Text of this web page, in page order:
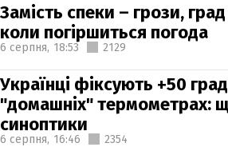
Замість спеки – грози,
коли погіршиться погода
6 серпня, 18:53 2129
Українці фіксують +50
"домашніх" термометрах:
синоптики
6 серпня, 16:46 2354